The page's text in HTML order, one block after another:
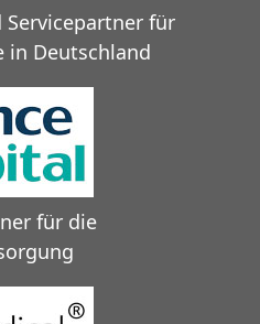
für
in Deutschland
für die